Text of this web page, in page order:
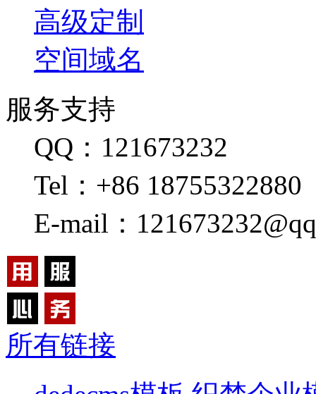
高级定制
空间域名
服务支持
QQ：121673232
Tel：+86 18755322880
E-mail：
所有链接